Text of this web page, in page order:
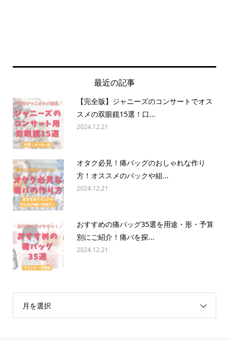
最近の記事
【完全版】ジャニーズのコンサートでオス
スメの双眼鏡15選！口...
2024.12.21
オタク必見！痛バッグのおしゃれな作り
方！オススメのバックや組...
2024.12.21
おすすめの痛バッグ35選を用途・形・予算
別にご紹介！痛バを探...
2024.12.21
月を選択